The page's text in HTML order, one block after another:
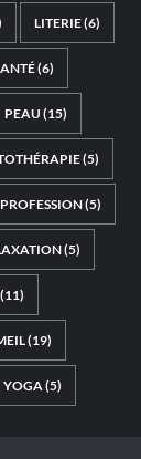
LITERIE(6)
(6)
PEAU (15)
(5)
PROFESSION(5)
(5)
(11)
(19)
YOGA(5)